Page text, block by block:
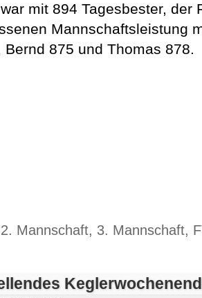
mit 894 Tagesbester, der
Mannschaftsleistung
Bernd 875 und Thomas 878.
2. Mannschaft, 3. Mannschaft,